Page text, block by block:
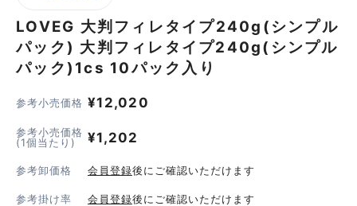
LOVEG 大判フィレタイプ240g(シンプル
パック) 大判フィレタイプ240g(シンプル
パック)1cs 10パック入り
参考小売価格 ¥12,020
参考小売価格
(1個当たり)
¥1,202
参考卸価格 会員登録後にご確認いただけます
参考掛け率 会員登録後にご確認いただけます